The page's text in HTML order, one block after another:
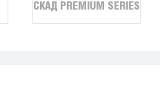
СКАД PREMIUM SERIES